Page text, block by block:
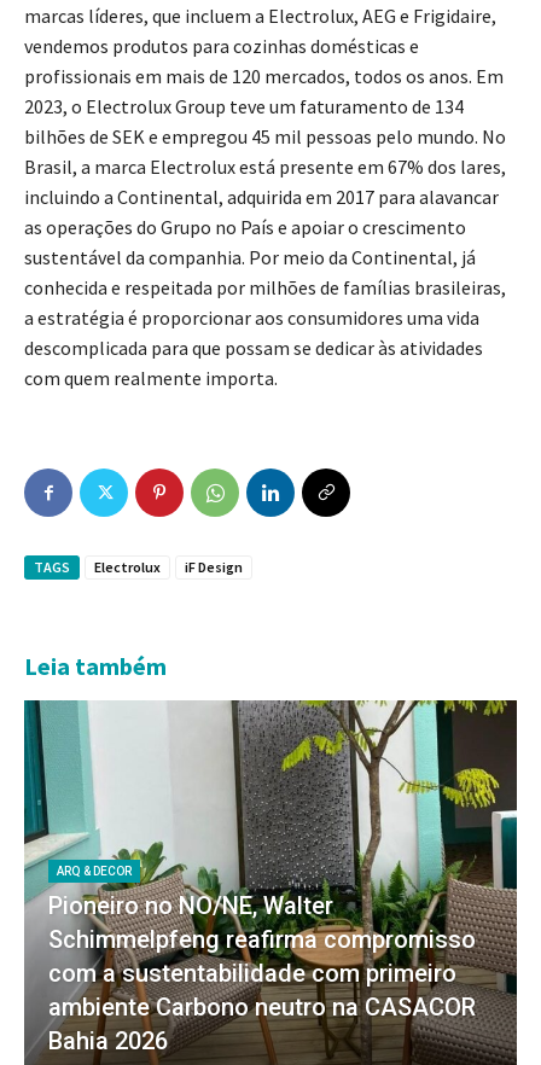
marcas líderes, que incluem a Electrolux, AEG e Frigidaire,
vendemos produtos para cozinhas domésticas e
profissionais em mais de 120 mercados, todos os anos. Em
2023, o Electrolux Group teve um faturamento de 134
bilhões de SEK e empregou 45 mil pessoas pelo mundo. No
Brasil, a marca Electrolux está presente em 67% dos lares,
incluindo a Continental, adquirida em 2017 para alavancar
as operações do Grupo no País e apoiar o crescimento
sustentável da companhia. Por meio da Continental, já
conhecida e respeitada por milhões de famílias brasileiras,
a estratégia é proporcionar aos consumidores uma vida
descomplicada para que possam se dedicar às atividades
com quem realmente importa.
TAGS Electrolux iF Design
Leia também
ARQ & DECOR
Pioneiro no NO/NE, Walter
Schimmelpfeng reafirma compromisso
com a sustentabilidade com primeiro
ambiente Carbono neutro na CASACOR
Bahia 2026